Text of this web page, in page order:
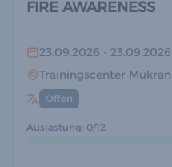
FIRE AWARENESS
23.09.2026 - 23.09.2026
Trainingscenter Mukran
Offen
Auslastung: 0/12